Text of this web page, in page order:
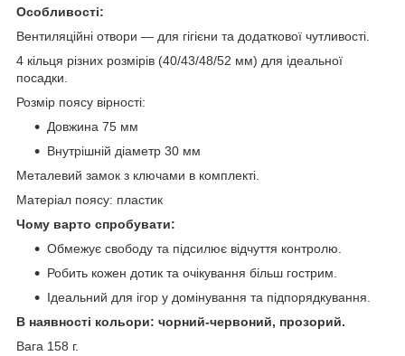
Особливості:
Вентиляційні отвори — для гігієни та додаткової чутливості.
4 кільця різних розмірів (40/43/48/52 мм) для ідеальної
посадки.
Розмір поясу вірності:
Довжина 75 мм
Внутрішній діаметр 30 мм
Металевий замок з ключами в комплекті.
Матеріал поясу: пластик
Чому варто спробувати:
Обмежує свободу та підсилює відчуття контролю.
Робить кожен дотик та очікування більш гострим.
Ідеальний для ігор у домінування та підпорядкування.
В наявності кольори: чорний-червоний, прозорий.
Вага 158 г.